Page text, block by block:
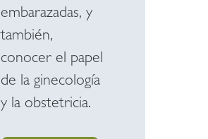
embarazadas, y
también,
conocer el papel
de la ginecología
y la obstetricia.